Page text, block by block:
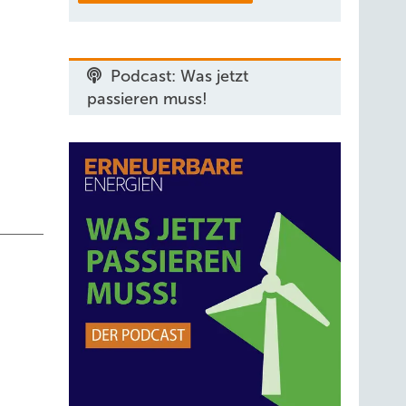
aus
Podcast: Was jetzt
passieren muss!